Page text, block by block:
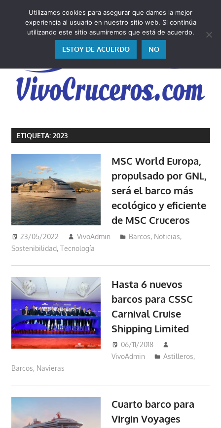
contenido
cruceros
los
vivo,
los
cuento
ETIQUETA: 2023
MSC World Europa,
propulsado por GNL,
será el barco más
ecológico y eficiente
de MSC Cruceros
23/05/2022 VivoAdmin Barcos, Noticias,
Sostenibilidad, Tecnología
Hasta 6 nuevos
barcos para CSSC
Carnival Cruise
Shipping Limited
06/11/2018
VivoAdmin
Astilleros,
Barcos, Navieras
Cuarto barco para
Virgin Voyages
Utilizamos cookies para asegurar que damos la mejor
experiencia al usuario en nuestro sitio web. Si continúa
utilizando este sitio asumiremos que está de acuerdo.
ESTOY DE ACUERDO NO